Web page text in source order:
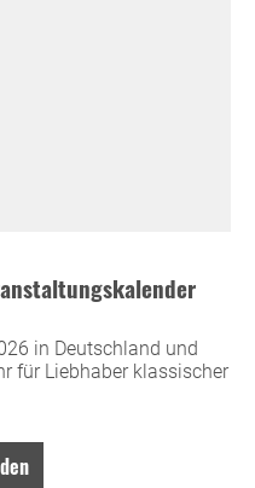
in Deutschland und
für Liebhaber klassischer